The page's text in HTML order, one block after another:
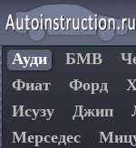
Ауди БМВ
Фиат
Форд
Исузу
Джип
Мерседес